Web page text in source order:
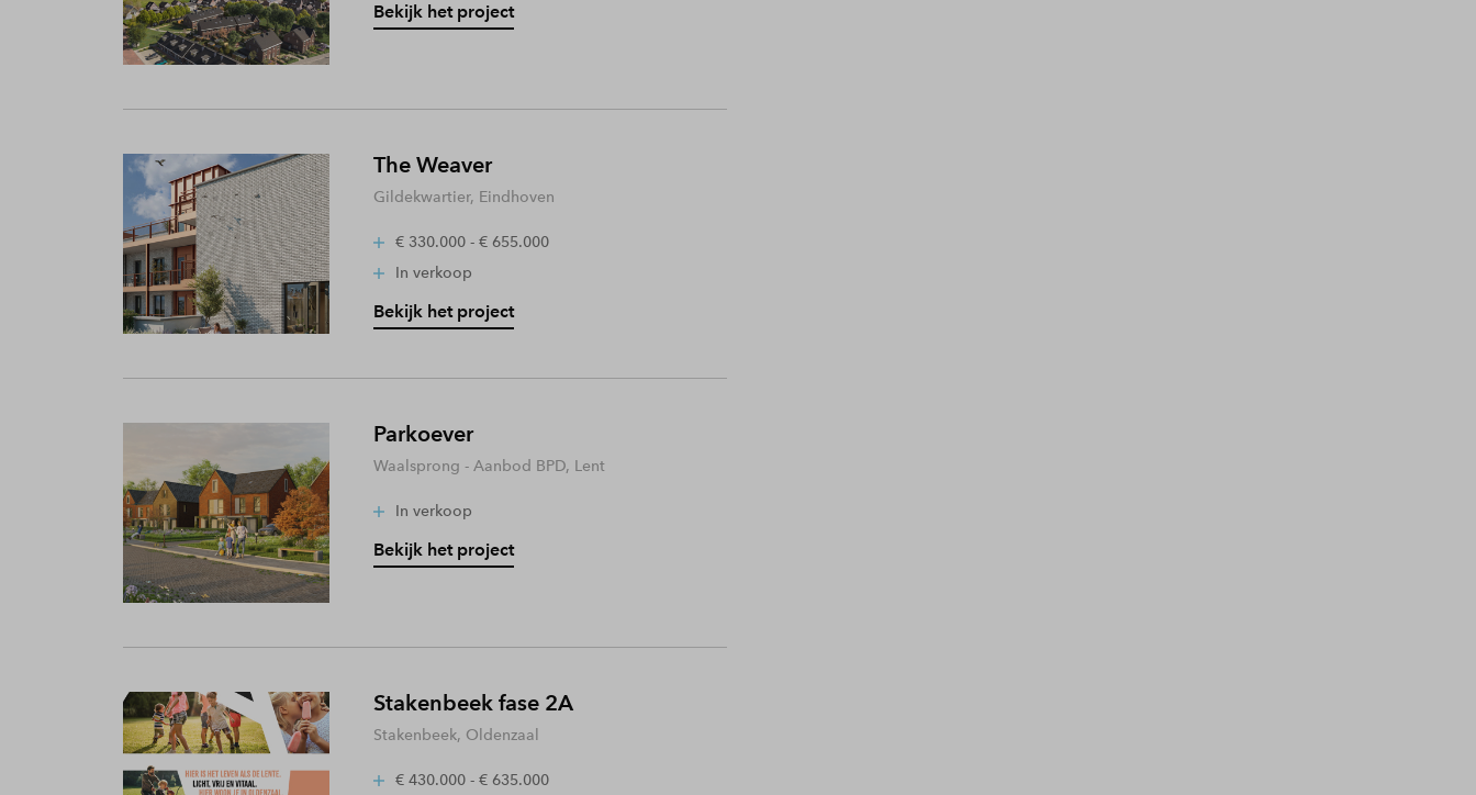
Bekijk het project
The Weaver
Gildekwartier, Eindhoven
€ 330.000 - € 655.000
In verkoop
Bekijk het project
Parkoever
Waalsprong - Aanbod BPD, Lent
In verkoop
Bekijk het project
Stakenbeek fase 2A
Stakenbeek, Oldenzaal
€ 430.000 - € 635.000